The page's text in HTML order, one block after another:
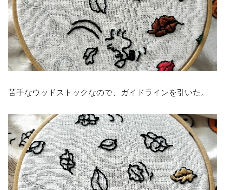
苦手なウッドストックなので、ガイドラインを引いた。